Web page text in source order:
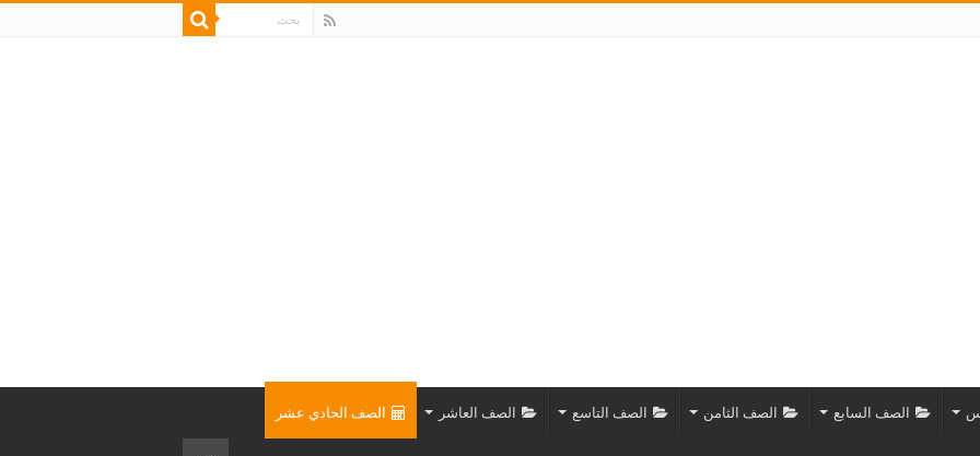
الصف السابع الصف الثامن الصف التاسع الصف العاشر الصف الحادي عشر